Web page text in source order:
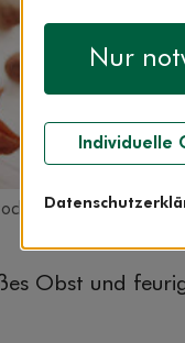
/
Obst und
Nur
Individuelle